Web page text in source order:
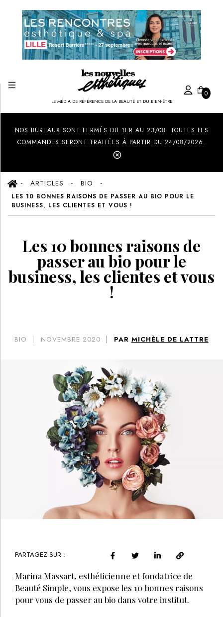
LE MÉDIA DE RÉFÉRENCE DE LA BEAUTÉ ET DU BIEN-ÊTRE
0
NOS BUREAUX SONT FERMÉS DU 1ER AU 23/08. TOUTES LES
COMMANDES SERONT TRAITÉES À PARTIR DU 24/08/2026.
ARTICLES BIO
LES 10 BONNES RAISONS DE PASSER AU BIO POUR LE
BUSINESS, LES CLIENTES ET VOUS !
Les 10 bonnes raisons de
passer au bio pour le
business, les clientes et vous
!
BIO NOVEMBRE 2020 PAR MICHÈLE DE LATTRE
PARTAGEZ SUR :
Marina Massart, esthéticienne et fondatrice de
Beauté Simple, vous expose les 10 bonnes raisons
pour vous de passer au bio dans votre institut.